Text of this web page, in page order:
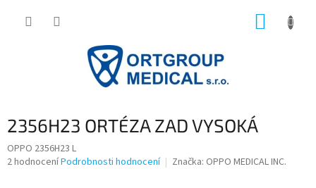
2356H23 ORTÉZA ZAD VYSOKÁ
OPPO 2356H23 L
Průměrné
2 hodnoceníPodrobnosti hodnocení Značka: OPPO MEDICAL INC.